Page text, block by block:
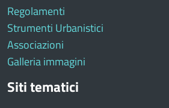
Regolamenti
Strumenti Urbanistici
Associazioni
Galleria immagini
Siti tematici